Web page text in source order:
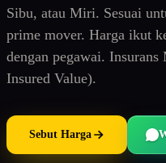
Sibu, atau Miri. Sesuai
prime mover. Harga ikut
dengan pegawai.
Insured Value).
Sebut Harga